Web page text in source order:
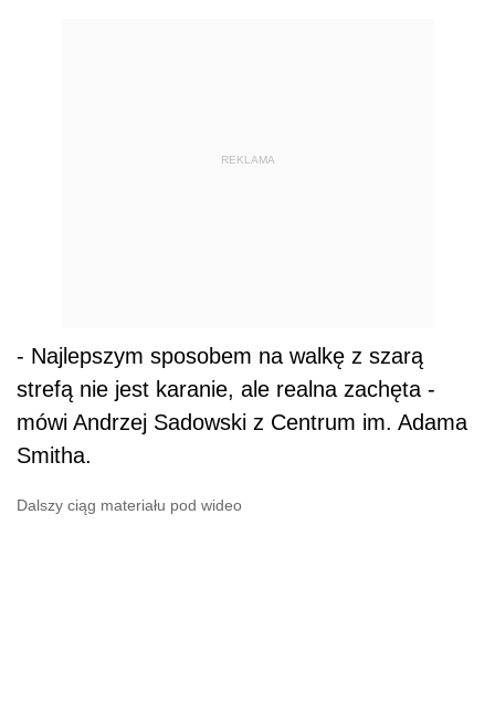
REKLAMA
- Najlepszym sposobem na walkę z szarą
strefą nie jest karanie, ale realna zachęta -
mówi Andrzej Sadowski z Centrum im. Adama
Smitha.
Dalszy ciąg materiału pod wideo